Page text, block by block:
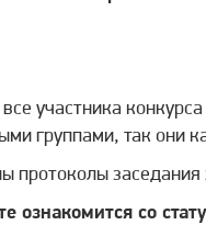
участника
группами, так они
протоколы
со